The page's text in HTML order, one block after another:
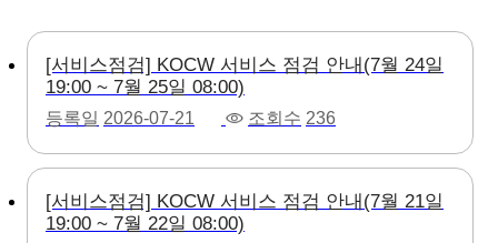
[서비스점검] KOCW 서비스 점검 안내(7월 24일
19:00 ~ 7월 25일 08:00)
등록일 2026-07-21 조회수 236
[서비스점검] KOCW 서비스 점검 안내(7월 21일
19:00 ~ 7월 22일 08:00)